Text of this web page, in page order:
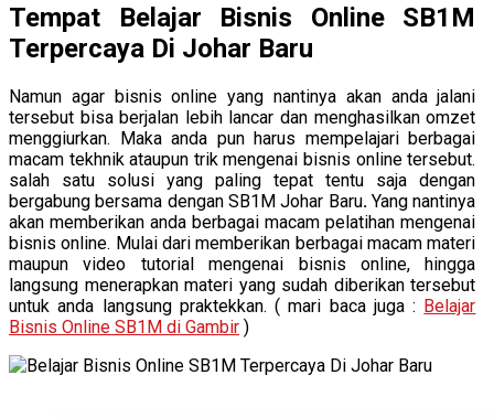
Tempat Belajar Bisnis Online SB1M
Terpercaya Di Johar Baru
Namun agar bisnis online yang nantinya akan anda jalani
tersebut bisa berjalan lebih lancar dan menghasilkan omzet
menggiurkan. Maka anda pun harus mempelajari berbagai
macam tekhnik ataupun trik mengenai bisnis online tersebut.
salah satu solusi yang paling tepat tentu saja dengan
bergabung bersama dengan SB1M Johar Baru. Yang nantinya
akan memberikan anda berbagai macam pelatihan mengenai
bisnis online. Mulai dari memberikan berbagai macam materi
maupun video tutorial mengenai bisnis online, hingga
langsung menerapkan materi yang sudah diberikan tersebut
untuk anda langsung praktekkan. ( mari baca juga : Belajar
Bisnis Online SB1M di Gambir )